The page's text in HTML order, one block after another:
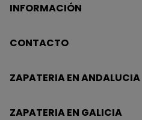
INFORMACIÓN
CONTACTO
ZAPATERIA EN ANDALUCIA
ZAPATERIA EN GALICIA